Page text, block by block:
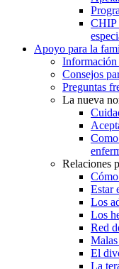
CHIP
Apoyo para la
Información
Consejos
Preguntas
La nueva
Relaciones
Estar
Los
Los
Red
El
La